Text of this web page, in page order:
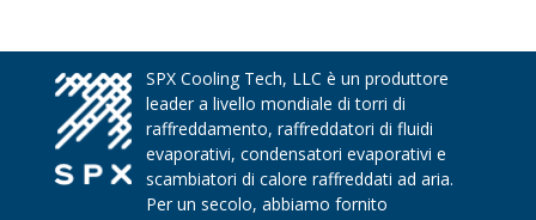
SPX Cooling Tech, LLC è un produttore
leader a livello mondiale di torri di
raffreddamento, raffreddatori di fluidi
evaporativi, condensatori evaporativi e
scambiatori di calore raffreddati ad aria.
Per un secolo, abbiamo fornito